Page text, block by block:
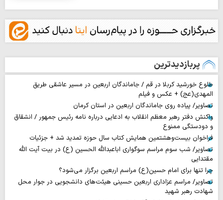
پربازدیدترین
طلوع خورشید کربلا در قم / جاماندگان اربعین در مسیر عاشقی طریق
المهدی(عج) + عکس و فیلم
تصاویر/ پیاده روی جاماندگان اربعین در استان کرمان
واکنش دفتر رهبر معظم انقلاب به ادعایی درباره نامه رئیس جمهور / انشقاق
و دودستگی ممنوع
فراخوان بیست‌وهشتمین همایش کتاب سال حوزه تمدید شد + جزئیات
تصاویر/ شب سوم مراسم سوگواری اباعبدالله الحسین (ع) در بیت آیت الله
مقتدایی
چرا تنها برای امام حسین(ع) مراسم اربعین برگزار می‌شود؟
تصاویر/ مراسم عزاداری اربعین حسینی هیئت‌های دانشجویی در جوار محل
شهادت رهبر شهید